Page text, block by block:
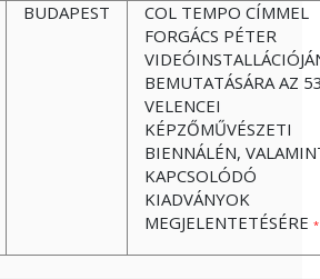
BUDAPEST
COL TEMPO CÍMMEL
FORGÁCS PÉTER
BEMUTATÁSÁRA AZ
VELENCEI
KÉPZŐMŰVÉSZETI
BIENNÁLÉN,
KAPCSOLÓDÓ
KIADVÁNYOK
MEGJELENTETÉSÉRE *